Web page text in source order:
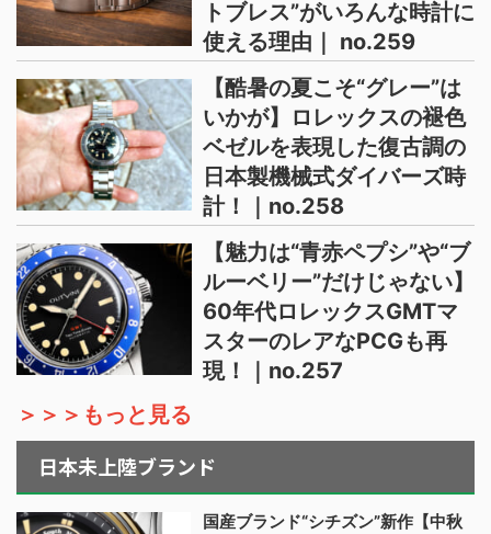
トブレス”がいろんな時計に
使える理由｜ no.259
【酷暑の夏こそ“グレー”は
いかが】ロレックスの褪色
ベゼルを表現した復古調の
日本製機械式ダイバーズ時
計！｜no.258
【魅力は“青赤ペプシ”や“ブ
ルーベリー”だけじゃない】
60年代ロレックスGMTマ
スターのレアなPCGも再
現！｜no.257
＞＞＞もっと見る
日本未上陸ブランド
国産ブランド“シチズン”新作【中秋